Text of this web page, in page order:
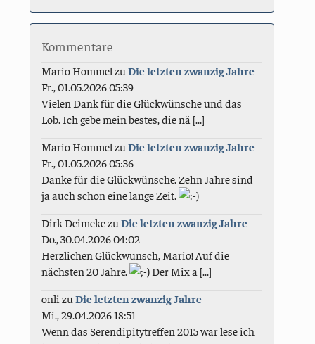
Kommentare
Mario Hommel zuDie letzten zwanzig Jahre
Fr., 01.05.2026 05:39
Vielen Dank für die Glückwünsche und das
Lob. Ich gebe mein bestes, die nä [...]
Mario Hommel zuDie letzten zwanzig Jahre
Fr., 01.05.2026 05:36
Danke für die Glückwünsche. Zehn Jahre sind
ja auch schon eine lange Zeit.
Dirk DeimekezuDie letzten zwanzig Jahre
Do., 30.04.2026 04:02
Herzlichen Glückwunsch, Mario! Auf die
nächsten 20 Jahre.
Der Mix a [...]
onli zuDie letzten zwanzig Jahre
Mi., 29.04.2026 18:51
Wenn das Serendipitytreffen 2015 war lese ich